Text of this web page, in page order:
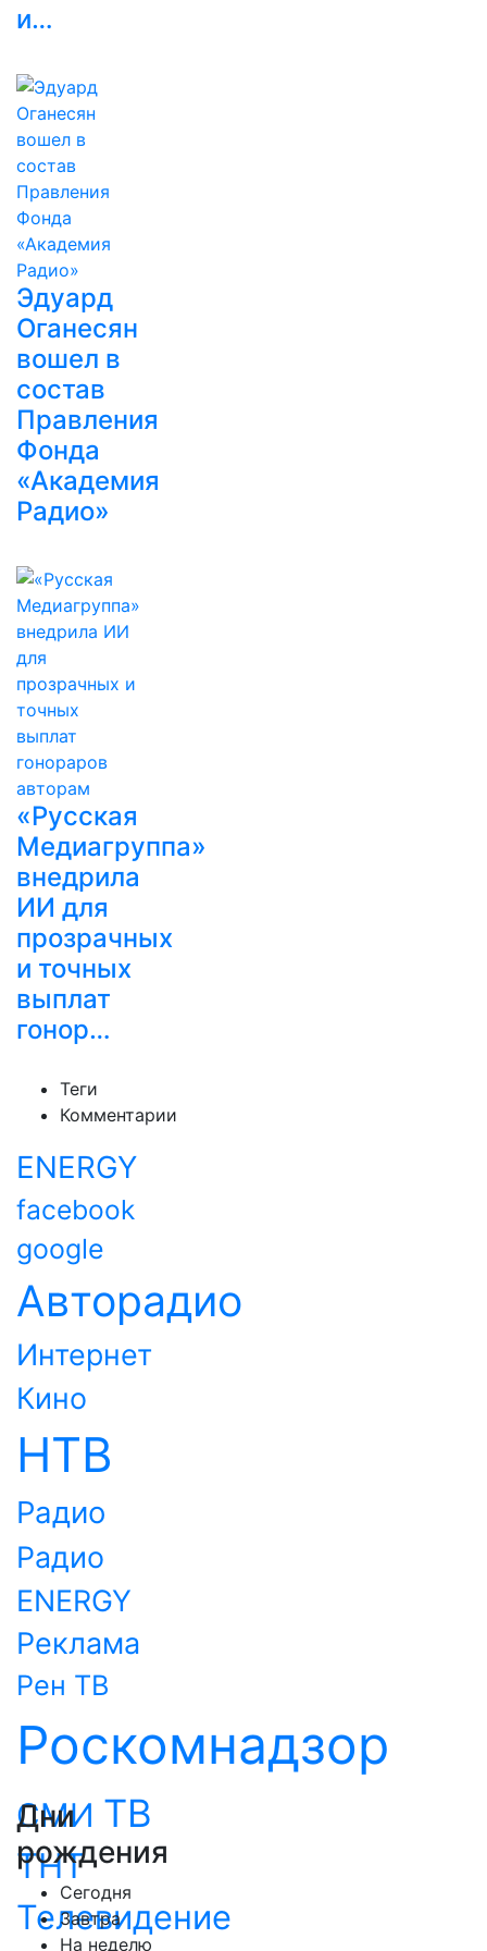
и…
Эдуард
Оганесян
вошел в
состав
Правления
Фонда
«Академия
Радио»
«Русская
Медиагруппа»
внедрила
ИИ для
прозрачных
и точных
выплат
гонор…
Теги
Комментарии
ENERGY
facebook
google
Авторадио
Интернет
Кино
НТВ
Радио
Радио
ENERGY
Реклама
Рен ТВ
Роскомнадзор
СМИ ТВ
ТНТ
Телевидение
Дни
рождения
Сегодня
Завтра
На неделю